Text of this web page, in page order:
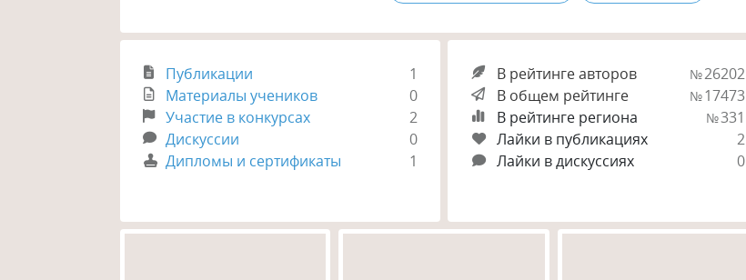
Публикации
1
Материалы учеников
0
Участие в конкурсах
2
Дискуссии
0
Дипломы и сертификаты
1
В рейтинге авторов №26202
В общем рейтинге
№17473
В рейтинге региона
№331
Лайки в публикациях
2
Лайки в дискуссиях
0